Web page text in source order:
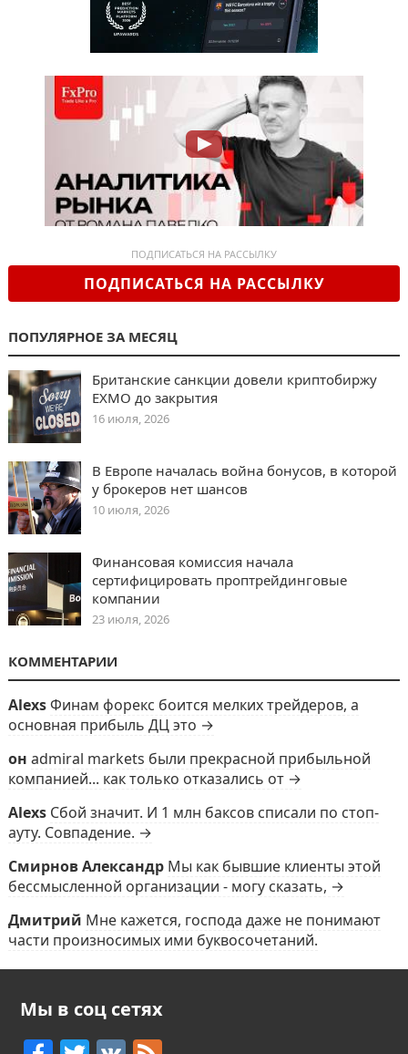
ПОДПИСАТЬСЯ НА РАССЫЛКУ
ПОДПИСАТЬСЯ НА РАССЫЛКУ
ПОПУЛЯРНОЕ ЗА МЕСЯЦ
Британские санкции довели криптобиржу
EXMO до закрытия
16 июля, 2026
В Европе началась война бонусов, в которой
у брокеров нет шансов
10 июля, 2026
Финансовая комиссия начала
сертифицировать проптрейдинговые
компании
23 июля, 2026
КОММЕНТАРИИ
AlexsФинам форекс боится мелких трейдеров, а
основная прибыль ДЦ это →
он admiral markets были прекрасной прибыльной
компанией... как только отказались от →
Alexs Сбой значит. И 1 млн баксов списали по стоп-
ауту. Совпадение. →
Смирнов Александр Мы как бывшие клиенты этой
бессмысленной организации - могу сказать, →
Дмитрий Мне кажется, господа даже не понимают
части произносимых ими буквосочетаний.
Мы в соц сетях